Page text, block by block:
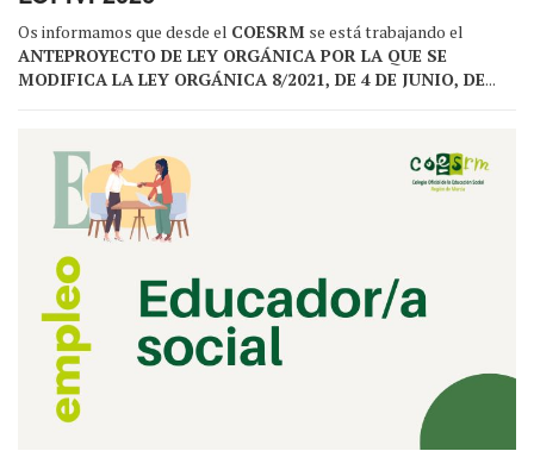
Os informamos que desde el COESRM se está trabajando el
ANTEPROYECTO DE LEY ORGÁNICA POR LA QUE SE
MODIFICA LA LEY ORGÁNICA 8/2021, DE 4 DE JUNIO, DE...